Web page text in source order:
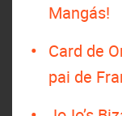
Mangás!
Card de
pai de